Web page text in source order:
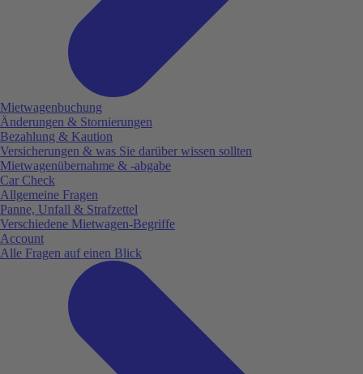
Mietwagenbuchung
Änderungen & Stornierungen
Bezahlung & Kaution
Versicherungen & was Sie darüber wissen sollten
Mietwagenübernahme & -abgabe
Car Check
Allgemeine Fragen
Panne, Unfall & Strafzettel
Verschiedene Mietwagen-Begriffe
Account
Alle Fragen auf einen Blick